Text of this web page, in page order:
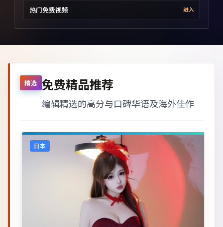
热门免费视频 进入
精选 免费精品推荐
编辑精选的高分与口碑华语及海外佳作
日本